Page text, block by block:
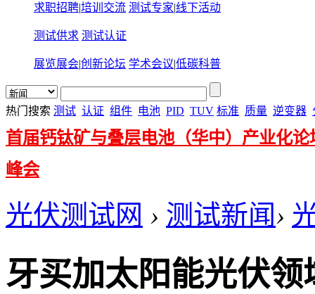
求职招聘|培训交流 测试专家|线下活动
测试供求 测试认证
展览展会|创新论坛 学术会议|低碳科普
热门搜索 测试 认证 组件 电池 PID TUV 标准 质量 逆变器
首届钙钛矿与叠层电池（华中）产业化论
峰会
光伏测试网 › 测试新闻›
牙买加太阳能光伏